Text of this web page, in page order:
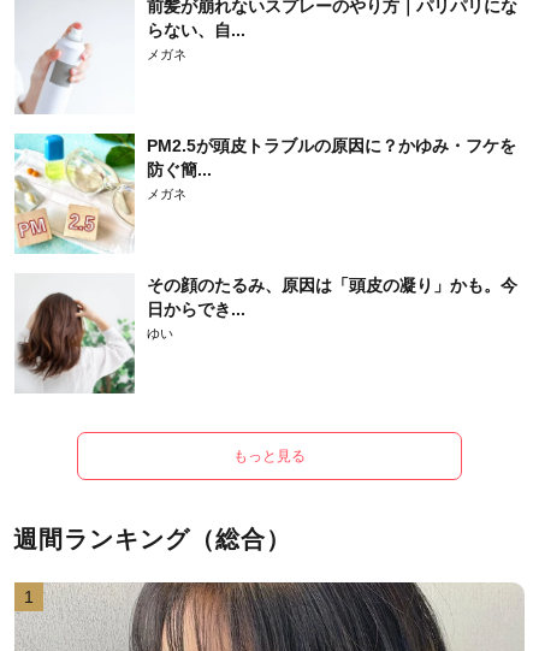
前髪が崩れないスプレーのやり方｜パリパリにな
らない、自...
メガネ
PM2.5が頭皮トラブルの原因に？かゆみ・フケを
防ぐ簡...
メガネ
その顔のたるみ、原因は「頭皮の凝り」かも。今
日からでき...
ゆい
もっと見る
週間ランキング（総合）
1